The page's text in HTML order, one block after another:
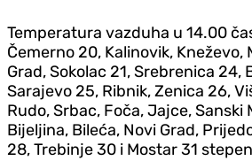
Temperatura vazduha u 14.00
Čemerno 20, Kalinovik, Kneževo,
Grad, Sokolac 21, Srebrenica 24,
Sarajevo 25, Ribnik, Zenica 26,
Rudo, Srbac, Foča, Jajce, Sanski
Bijeljina, Bileća, Novi Grad,
28, Trebinje 30 i Mostar 31